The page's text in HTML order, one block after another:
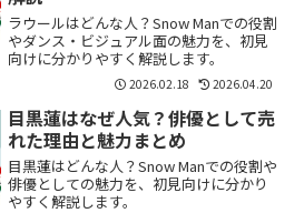
ラウールはどんな人？Snow Manでの役割
やダンス・ビジュアル面の魅力を、初見
向けに分かりやすく解説します。
2026.02.18 2026.04.20
目黒蓮はなぜ人気？俳優として売
れた理由と魅力まとめ
目黒蓮はどんな人？Snow Manでの役割や
俳優としての魅力を、初見向けに分かり
やすく解説します。